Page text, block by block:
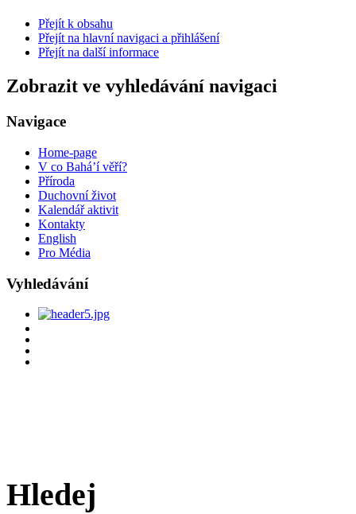
Přejít k obsahu
Přejít na hlavní navigaci a přihlášení
Přejít na další informace
Zobrazit ve vyhledávání navigaci
Navigace
Home-page
V co Bahá’í věří?
Příroda
Duchovní život
Kalendář aktivit
Kontakty
English
Pro Média
Vyhledávání
Hledej